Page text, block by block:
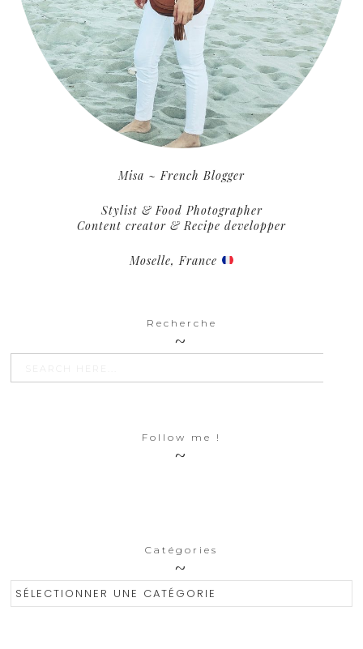
Misa ~ French Blogger
Stylist & Food Photographer
Content creator & Recipe developper
Moselle, France
Recherche
Search SEARCH
Follow me !
Catégories
Catégories